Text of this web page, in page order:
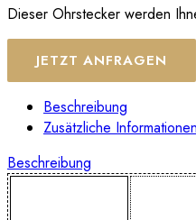
Dieser Ohrstecker werden
JETZT ANFRAGEN
Beschreibung
Zusätzliche Informationen
Beschreibung